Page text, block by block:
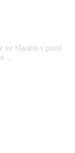
ve Slaném s praxí
...